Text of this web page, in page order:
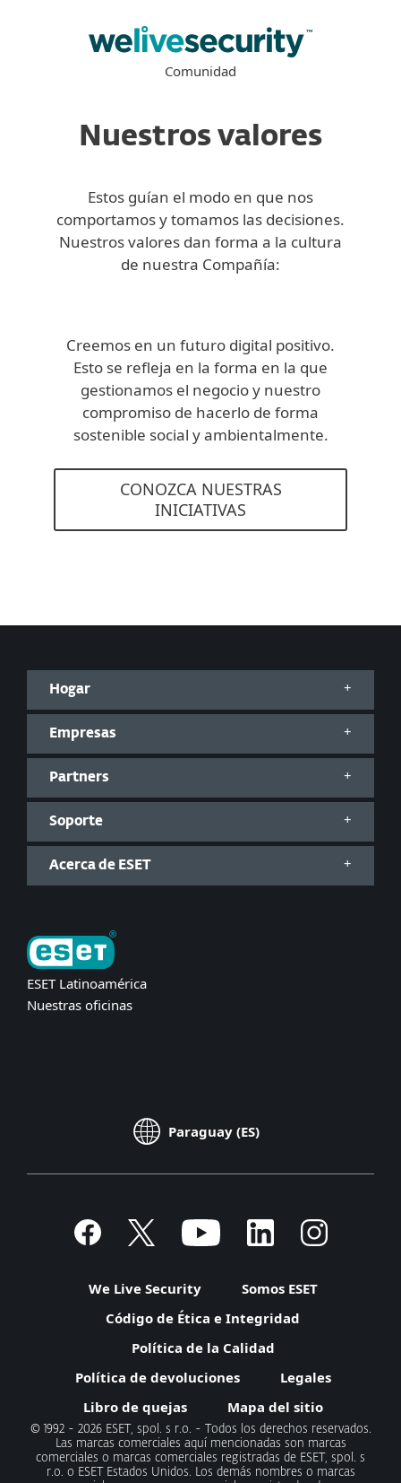
Comunidad
Nuestros valores
Estos guían el modo en que nos
comportamos y tomamos las decisiones.
Nuestros valores dan forma a la cultura
de nuestra Compañía:
Creemos en un futuro digital positivo.
Esto se refleja en la forma en la que
gestionamos el negocio y nuestro
compromiso de hacerlo de forma
sostenible social y ambientalmente.
CONOZCA NUESTRAS
INICIATIVAS
Hogar
Empresas
Partners
Soporte
Acerca de ESET
ESET Latinoamérica
Nuestras oficinas
Paraguay (ES)
We Live Security
Somos ESET
Código de Ética e Integridad
Política de la Calidad
Política de devoluciones
Legales
Libro de quejas
Mapa del sitio
© 1992 - 2026 ESET, spol. s r.o. - Todos los derechos reservados.
Las marcas comerciales aquí mencionadas son marcas
comerciales o marcas comerciales registradas de ESET, spol. s
r.o. o ESET Estados Unidos. Los demás nombres o marcas